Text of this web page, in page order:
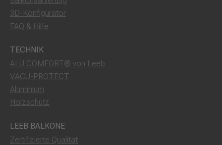
3D-Konfigurator
FAQ & Hilfe
TECHNIK
ALU COMFORT® von Leeb
VACU-PROTECT
Aluminium
Holzschutz
LEEB BALKONE
Zertifizierte Qualität